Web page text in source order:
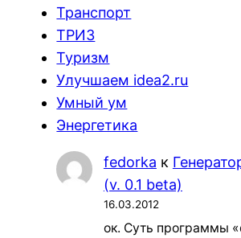
Транспорт
ТРИЗ
Туризм
Улучшаем idea2.ru
Умный ум
Энергетика
fedorka к
(v. 0.1 beta)
16.03.2012
ок. Суть программы